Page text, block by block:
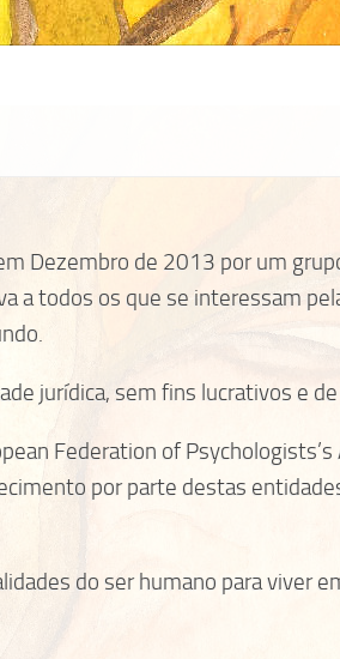
Dezembro de 2013 por um
a todos os que se interessam
jurídica, sem fins lucrativos e
Federation of Psychologists’s
por parte destas
do ser humano para viver